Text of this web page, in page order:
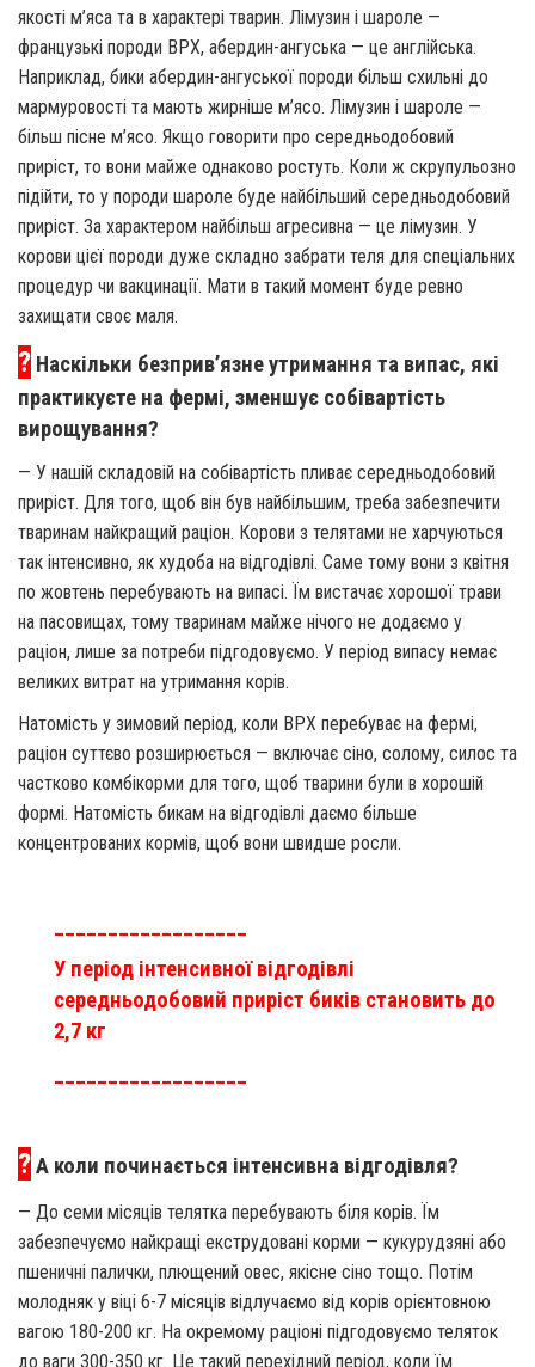
якості м’яса та в характері тварин. Лімузин і шароле —
французькі породи ВРХ, абердин-ангуська — це англійська.
Наприклад, бики абердин-ангуської породи більш схильні до
мармуровості та мають жирніше м’ясо. Лімузин і шароле —
більш пісне м’ясо. Якщо говорити про середньодобовий
приріст, то вони майже однаково ростуть. Коли ж скрупульозно
підійти, то у породи шароле буде найбільший середньодобовий
приріст. За характером найбільш агресивна — це лімузин. У
корови цієї породи дуже складно забрати теля для спеціальних
процедур чи вакцинації. Мати в такий момент буде ревно
захищати своє маля.
? Наскільки безприв’язне утримання та випас, які
практикуєте на фермі, зменшує собівартість
вирощування?
— У нашій складовій на собівартість пливає середньодобовий
приріст. Для того, щоб він був найбільшим, треба забезпечити
тваринам найкращий раціон. Корови з телятами не харчуються
так інтенсивно, як худоба на відгодівлі. Саме тому вони з квітня
по жовтень перебувають на випасі. Їм вистачає хорошої трави
на пасовищах, тому тваринам майже нічого не додаємо у
раціон, лише за потреби підгодовуємо. У період випасу немає
великих витрат на утримання корів.
Натомість у зимовий період, коли ВРХ перебуває на фермі,
раціон суттєво розширюється — включає сіно, солому, силос та
частково комбікорми для того, щоб тварини були в хорошій
формі. Натомість бикам на відгодівлі даємо більше
концентрованих кормів, щоб вони швидше росли.
__________________
У період інтенсивної відгодівлі
середньодобовий приріст биків становить до
2,7 кг
__________________
?А коли починається інтенсивна відгодівля?
— До семи місяців телятка перебувають біля корів. Їм
забезпечуємо найкращі екструдовані корми — кукурудзяні або
пшеничні палички, плющений овес, якісне сіно тощо. Потім
молодняк у віці 6-7 місяців відлучаємо від корів орієнтовною
вагою 180-200 кг. На окремому раціоні підгодовуємо теляток
до ваги 300-350 кг. Це такий перехідний період, коли їм